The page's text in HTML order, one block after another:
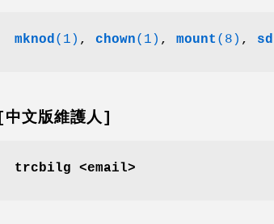
mknod(1) , chown(1) , mount (8) , sd
[中文版維護人]
trcbilg <email>